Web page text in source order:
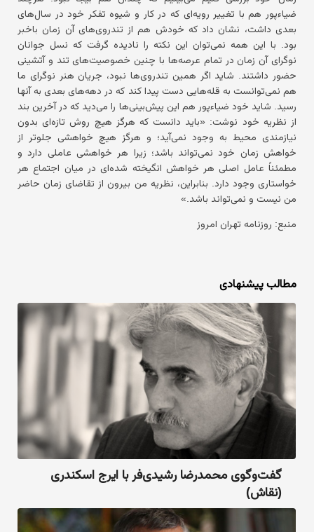
ضیاءپور هم با تغییر رویه‌ای که در کار و شیوه تفکر خود در سال‌های
بعدی داشت، نشان داد که خودش هم از تندروی‌های آن زمان باخبر
بود. با این همه نمی‌توان این نکته را نادیده گرفت که نسل جوانان
نوگرای آن زمان در تمام عرصه‌ها با چنین خصوصیت‌های تند و آتشینی
حضور داشتند. شاید اگر همین تندروی‌ها نبود، جریان هنر نوگرای ما
هم نمی‌توانست به قله‌هایی دست پیدا کند که در دهه‌های بعدی به آنها
رسید. شاید خود ضیاءپور هم این پیش‌بینی‌ها را می‌دید که در آخرین بند
از نظریه خود نوشت: «باید دانست که هرگز هیچ روش تازه‌ای بدون
نیازمندی محیط به ‌وجود نمی‌آید؛ و هرگز هیچ خواهشی جلوتر از
خواهش زمان خود نمی‌تواند باشد؛ زیرا هر خواهشی عاملی دارد و
مطمئناً عامل اصلی هر خواهش انگیخته شده‌ای در میان اجتماع هر
خواستاری وجود دارد. بنابراین، نظریه من بیرون از تقاضای زمان حاضر
من نیست و نمی‌تواند باشد.»
منبع: روزنامه تهران امروز
مطالب پیشنهادی
گفت‌وگوی محمدرضا رشیدی‌فر با ایرج اسکندری
(نقاش)